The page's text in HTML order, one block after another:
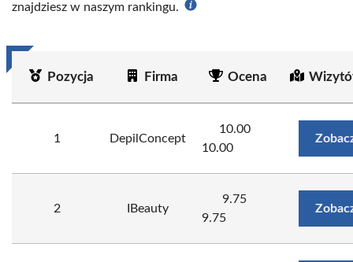
znajdziesz w naszym rankingu.
Pozycja Firma Ocena
1 DepilConcept
10.00
10.00
2 IBeauty
9.75
9.75